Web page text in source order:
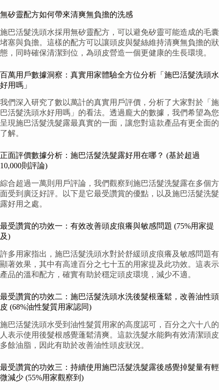
無矽靈配方如何帶來清爽無負擔的洗感
施巴活髮洗頭水採用無矽靈配方，可以避免矽靈可能造成的毛囊
堵塞與負擔。這樣的配方可以讓頭皮與髮絲維持清爽無負擔的狀
態，同時確保清潔到位，為頭皮營造一個更健康的生長環境。
百萬用戶數據洞察：真實用家體驗全方位分析「施巴活髮洗頭水
好用嗎」
我們深入研究了數以萬計的真實用戶評價，分析了大家對於「施
巴活髮洗頭水好用嗎」的看法。透過龐大的數據，我們希望為您
呈現施巴活髮洗髮露最真實的一面，讓您對這款產品有更全面的
了解。
正面評價數據分析：施巴活髮洗髮露好用在哪？ (基於超過
10,000則評論)
綜合超過一萬則用戶評論，我們觀察到施巴活髮洗髮露在多個方
面受到廣泛好評。以下是它最受讚賞的優點，以及施巴活髮洗髮
露好用之處。
最受讚賞的功效一：有效改善頭皮痕癢與敏感問題 (75%用家提
及)
許多用家指出，施巴活髮洗頭水對於舒緩頭皮痕癢及敏感問題有
顯著效果，其中有高達百分之七十五的用家提及此功效。這表示
產品的溫和配方，確實有助於穩定頭皮環境，減少不適。
最受讚賞的功效二：施巴活髮洗頭水洗後髮根蓬鬆，改善油性頭
皮 (68%油性髮質用家認同)
施巴活髮洗頭水受到油性髮質用家的高度認可，百分之六十八的
人表示使用後髮根感覺蓬鬆清爽。這款洗髮水能夠有效清潔頭皮
多餘油脂，因此有助於改善油性頭皮狀況。
最受讚賞的功效三：持續使用施巴活髮洗髮露後感覺掉髮量有輕
微減少 (55%用家觀察到)